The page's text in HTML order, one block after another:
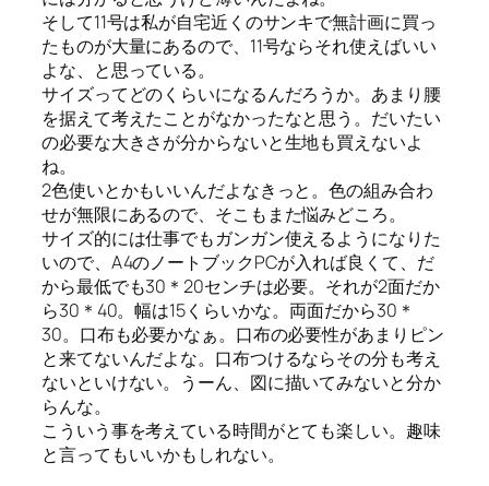
そして11号は私が自宅近くのサンキで無計画に買っ
たものが大量にあるので、11号ならそれ使えばいい
よな、と思っている。
サイズってどのくらいになるんだろうか。あまり腰
を据えて考えたことがなかったなと思う。だいたい
の必要な大きさが分からないと生地も買えないよ
ね。
2色使いとかもいいんだよなきっと。色の組み合わ
せが無限にあるので、そこもまた悩みどころ。
サイズ的には仕事でもガンガン使えるようになりた
いので、A4のノートブックPCが入れば良くて、だ
から最低でも30＊20センチは必要。それが2面だか
ら30＊40。幅は15くらいかな。両面だから30＊
30。口布も必要かなぁ。口布の必要性があまりピン
と来てないんだよな。口布つけるならその分も考え
ないといけない。うーん、図に描いてみないと分か
らんな。
こういう事を考えている時間がとても楽しい。趣味
と言ってもいいかもしれない。